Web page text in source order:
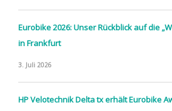
Eurobike 2026: Unser Rückblick auf die
in Frankfurt
3. Juli 2026
HP Velotechnik Delta tx erhält Eurobike